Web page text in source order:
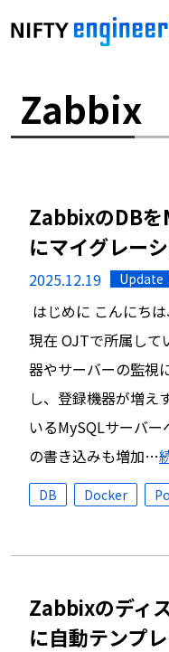
Zabbix
ZabbixのDB
にマイグレー
2025.12.19 Update
はじめに こんにち
現在 OJTで所属して
器やサーバーの監視
し、登録機器が増え
いるMySQLサーバ
の書き込みも増加…
DB Docker
Zabbixのディ
に自動テンプ